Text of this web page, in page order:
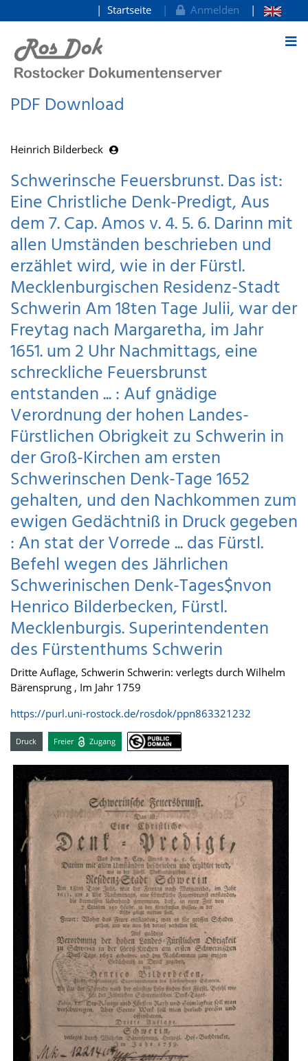
zum Inhalt
Startseite Anmelden
PDF Download
Heinrich Bilderbeck
Schwerinsche Feuersbrunst. Das ist:
Eine Christliche Denk-Predigt, Aus
dem 7. Cap. Amos v. 4. 5. 6. Darinn mit
allen Umständen beschrieben und
erzählet wird, wie in der Fürstl.
Mecklenburgischen Residenz-Stadt
Schwerin Am 18ten Tage Julii, war der
Freytag nach Margaretha, im Jahr
1651. um 2 Uhr Nachmittags, eine
schreckliche Feuersbrunst
entstanden ... : Auf gnädige
Verordnung der hohen Landes-
Fürstlichen Obrigkeit zu Schwerin in
der Groß-Kirchen am ersten
Schwerinschen Denk-Tage 1652
gehalten, und den Nachkommen zum
ewigen Gedächtniß in Druck gegeben
: An stat der Vorrede ... das Fürstl.
Befehl wegen des Jährlichen
Schwerinischen Denk-Tages$nvon
Henrico Bilderbecken, Fürstl.
Mecklenburgis. Superintendenten
des Fürstenthums Schwerin
Dritte Auflage, Schwerin Schwerin: verlegts durch Wilhelm
Bärensprung , Im Jahr 1759
https://purl.uni-rostock.de/rosdok/ppn863321232
Druck Freier Zugang